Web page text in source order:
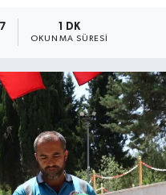
1 DK
OKUNMA SÜRESI